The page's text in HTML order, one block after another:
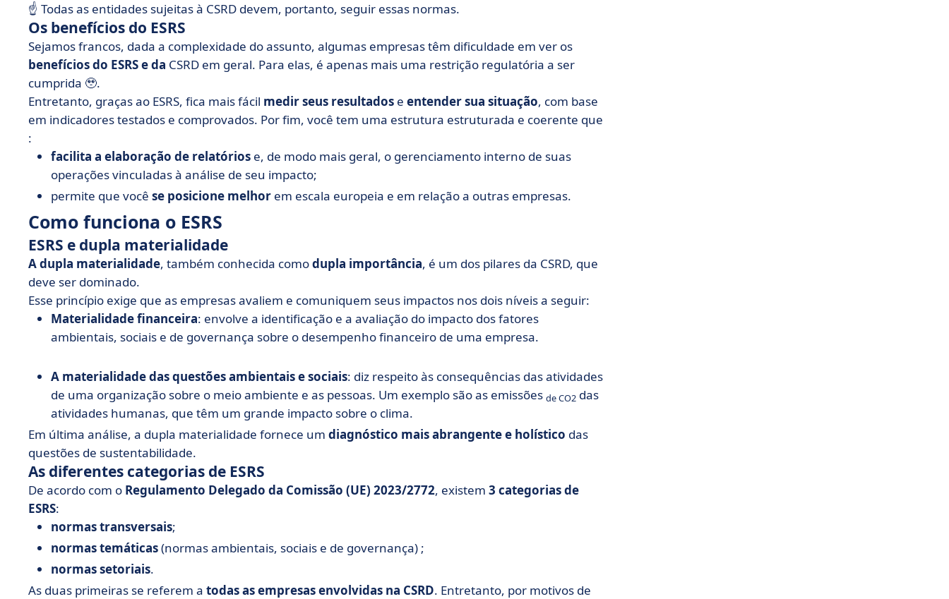
☝️ Todas as entidades sujeitas à CSRD devem, portanto, seguir essas normas.
Os benefícios do ESRS
Sejamos francos, dada a complexidade do assunto, algumas empresas têm dificuldade em ver os
benefícios do ESRS e da CSRD em geral. Para elas, é apenas mais uma restrição regulatória a ser
cumprida 🥹.
Entretanto, graças ao ESRS, fica mais fácil medir seus resultados e entender sua situação, com base
em indicadores testados e comprovados. Por fim, você tem uma estrutura estruturada e coerente que
:
facilita a elaboração de relatórios e, de modo mais geral, o gerenciamento interno de suas
operações vinculadas à análise de seu impacto;
permite que você se posicione melhor em escala europeia e em relação a outras empresas.
Como funciona o ESRS
ESRS e dupla materialidade
A dupla materialidade, também conhecida comodupla importância, é um dos pilares da CSRD, que
deve ser dominado.
Esse princípio exige que as empresas avaliem e comuniquem seus impactos nos dois níveis a seguir:
Materialidade financeira: envolve a identificação e a avaliação do impacto dos fatores
ambientais, sociais e de governança sobre o desempenho financeiro de uma empresa.
A materialidade das questões ambientais e sociais: diz respeito às consequências das atividades
de uma organização sobre o meio ambiente e as pessoas. Um exemplo são as emissões de CO2 das
atividades humanas, que têm um grande impacto sobre o clima.
Em última análise, a dupla materialidade fornece um diagnóstico mais abrangente e holístico das
questões de sustentabilidade.
As diferentes categorias de ESRS
De acordo com o Regulamento Delegado da Comissão (UE) 2023/2772, existem 3 categorias de
ESRS:
normas transversais;
normas temáticas(normas ambientais, sociais e de governança) ;
normas setoriais.
As duas primeiras se referem a todas as empresas envolvidas na CSRD. Entretanto, por motivos de